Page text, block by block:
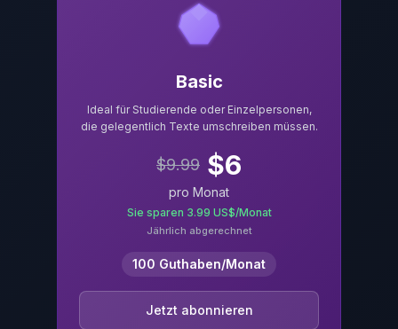
Basic
Ideal für Studierende oder Einzelpersonen,
die gelegentlich Texte umschreiben müssen.
$9.99 $6
pro Monat
Sie sparen 3.99 US$/Monat
Jährlich abgerechnet
100 Guthaben/Monat
Jetzt abonnieren